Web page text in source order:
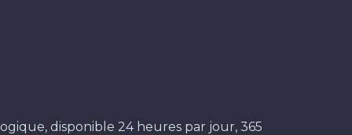
disponible 24 heures par jour, 365